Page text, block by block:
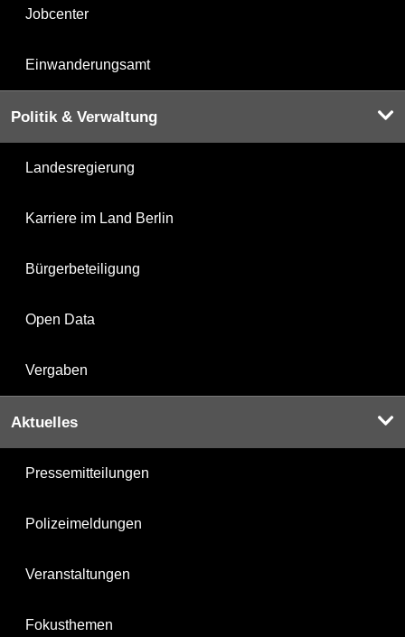
Jobcenter
Einwanderungsamt
Politik & Verwaltung
Landesregierung
Karriere im Land Berlin
Bürgerbeteiligung
Open Data
Vergaben
Aktuelles
Pressemitteilungen
Polizeimeldungen
Veranstaltungen
Fokusthemen